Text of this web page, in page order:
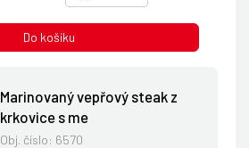
Do košíku
Marinovaný vepřový steak z
krkovice s me
Obj. číslo: 6570